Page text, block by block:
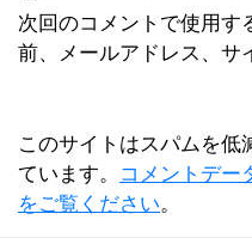
次回のコメントで使用す
前、メールアドレス、サ
このサイトはスパムを低
ています。
コメントデー
をご覧ください。